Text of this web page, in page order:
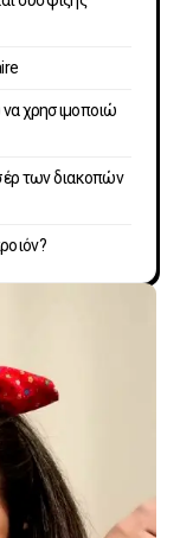
να χρησιμοποιώ
των διακοπών